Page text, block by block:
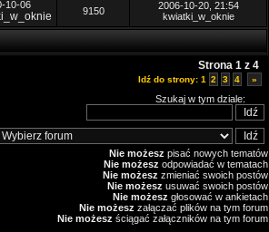
10-06
9150
2006-10-20, 21:54
kwiatki_w_oknie
Strona 1 z 4
Idź do strony: 1 2 3 4 »
Szukaj w tym dziale:
Nie możesz pisać nowych tematów
Nie możesz odpowiadać w tematach
Nie możesz zmieniać swoich postów
Nie możesz usuwać swoich postów
Nie możesz głosować w ankietach
Nie możesz załączać plików na tym forum
Nie możesz ściągać załączników na tym forum